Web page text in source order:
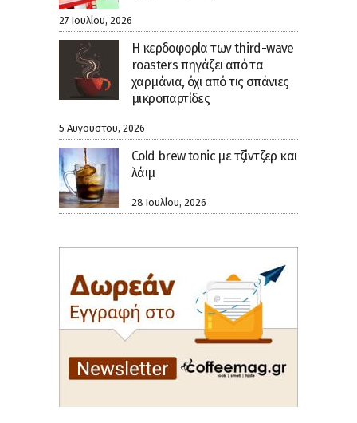
27 Ιουλίου, 2026
Η κερδοφορία των third-wave
roasters πηγάζει από τα
χαρμάνια, όχι από τις σπάνιες
μικροπαρτίδες
5 Αυγούστου, 2026
Cold brew tonic με τζίντζερ και
λάιμ
28 Ιουλίου, 2026